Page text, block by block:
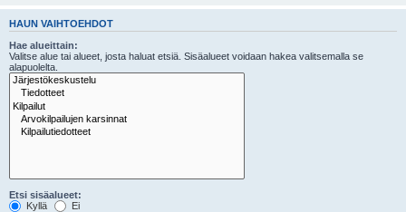
HAUN VAIHTOEHDOT
Hae alueittain:
Valitse alue tai alueet, josta haluat etsiä. Sisäalueet voidaan hakea valitsemalla se
alapuolelta.
Etsi sisäalueet:
Kyllä
Ei